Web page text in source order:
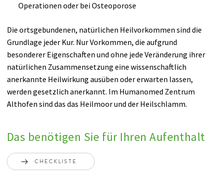
Operationen oder bei Osteoporose
Die ortsgebundenen, natürlichen Heilvorkommen sind die
Grundlage jeder Kur. Nur Vorkommen, die aufgrund
besonderer Eigenschaften und ohne jede Veränderung ihrer
natürlichen Zusammensetzung eine wissenschaftlich
anerkannte Heilwirkung ausüben oder erwarten lassen,
werden gesetzlich anerkannt. Im Humanomed Zentrum
Althofen sind das das Heilmoor und der Heilschlamm.
Das benötigen Sie für Ihren Aufenthalt
CHECKLISTE